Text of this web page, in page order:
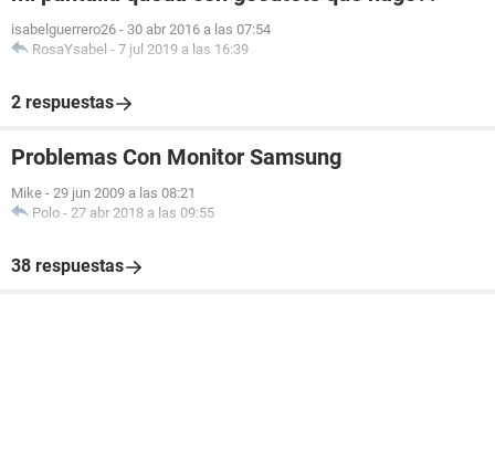
isabelguerrero26 - 30 abr 2016 a las 07:54
RosaYsabel - 7 jul 2019 a las 16:39
2 respuestas
Problemas Con Monitor Samsung
Mike - 29 jun 2009 a las 08:21
Polo - 27 abr 2018 a las 09:55
38 respuestas